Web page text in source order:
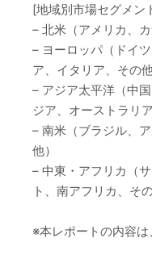
[地域別市場セグメン
– 北米（アメリカ、カ
– ヨーロッパ（ドイ
ア、イタリア、その他
– アジア太平洋（中
ジア、オーストラリア
– 南米（ブラジル、
他）
– 中東・アフリカ（
ト、南アフリカ、その
※本レポートの内容は